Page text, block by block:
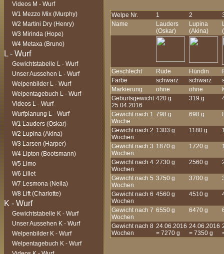
Videos M - Wurf
W1 Mezzo Mix (Murphy)
W2 Martini Dry (Henry)
W3 Mirinda (Hope)
W4 Metaxa (Bruno)
Gewichtstabelle L - Wurf
Unser Aussehen L - Wurf
Welpenbilder L - Wurf
Welpentagebuch L - Wurf
Videos L - Wurf
Wurfplanung L - Wurf
W1 Lauders (Oskar)
W2 Lupina (Akina)
W3 Larsen (Harper)
W4 Lipton (Bootsmann)
W5 Limo
W6 Lillet
W7 Lesmona (Neila)
W8 Lift (Charlotte)
Gewichtstabelle K - Wurf
Unser Aussehen K - Wurf
Welpenbilder K - Wurf
Welpentagebuch K - Wurf
Welpe Nr. 1 2
Name
Lauders
(Oskar)
Lupina
(Akina)
Geschlecht Rüde Hündin
Farbe
schwarz schwarz
Markierung
ohne ohne
Geburtsgewicht
25.04.2016
420 g 319 g
Gewicht nach 1
Woche
798 g 698 g
Gewicht nach 2
Wochen
1303 g 1180 g
Gewicht nach 3
Wochen
1870 g 1720 g
Gewicht nach 4
Wochen
2730 g 2560 g
Gewicht nach 5
Wochen
3750 g 3700 g
Gewicht nach 6
Wochen
4560 g 4510 g
Gewicht nach 7
Wochen
6550 g 6470 g
Gewicht nach 8
Wochen
24.06.2016
= 7270 g
24.06.2016
= 7350 g